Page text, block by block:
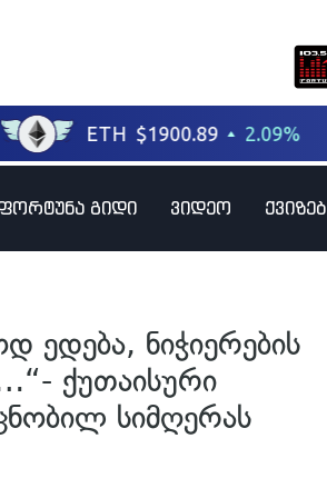
გიდი ვიდეო
ნიჭიერების
ქუთაისური
სიმღერას